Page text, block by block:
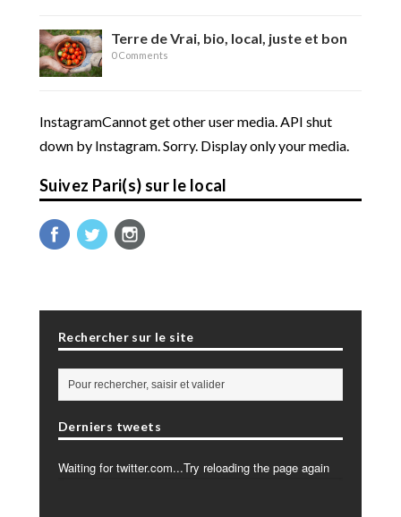
Terre de Vrai, bio, local, juste et bon
0 Comments
InstagramCannot get other user media. API shut
down by Instagram. Sorry. Display only your media.
Suivez Pari(s) sur le local
Rechercher sur le site
Derniers tweets
Waiting for twitter.com...Try reloading the page again